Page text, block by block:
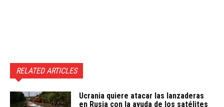
RELATED ARTICLES
Ucrania quiere atacar las lanzaderas
en Rusia con la ayuda de los satélites